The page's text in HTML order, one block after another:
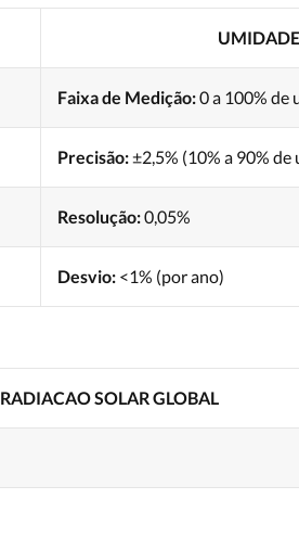
Faixa de Medição:0 a 100% de
Precisão:±2,5% (10% a 90% de
Resolução:0,05%
Desvio: <1% (por ano)
RADIACAO SOLAR GLOBAL